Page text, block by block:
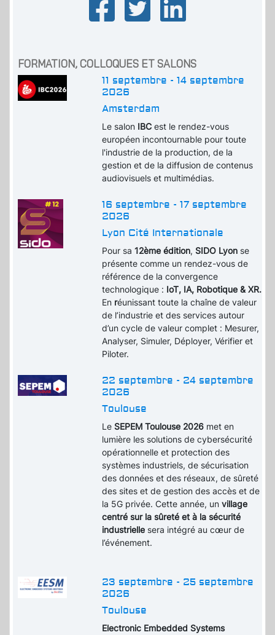
FORMATION, COLLOQUES ET SALONS
11 septembre - 14 septembre
2026
Amsterdam
Le salon IBCest le rendez-vous
européen incontournable pour toute
l'industrie de la production, de la
gestion et de la diffusion de contenus
audiovisuels et multimédias.
16 septembre - 17 septembre
2026
Lyon Cité Internationale
Pour sa12ème édition, SIDO Lyon se
présente comme un rendez-vous de
référence de la convergence
technologique : IoT, IA, Robotique & XR.
En réunissant toute la chaîne de valeur
de l’industrie et des services autour
d’un cycle de valeur complet : Mesurer,
Analyser, Simuler, Déployer, Vérifier et
Piloter.
22 septembre - 24 septembre
2026
Toulouse
Le SEPEM Toulouse 2026 met en
lumière les solutions de cybersécurité
opérationnelle et protection des
systèmes industriels, de sécurisation
des données et des réseaux, de sûreté
des sites et de gestion des accès et de
la 5G privée. Cette année, unvillage
centré sur la sûreté et à la sécurité
industrielle sera intégré au cœur de
l’événement.
23 septembre - 25 septembre
2026
Toulouse
Electronic Embedded Systems